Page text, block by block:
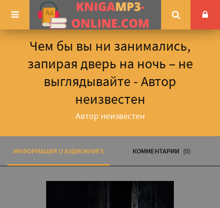
Чем бы вы ни занимались,
запирая дверь на ночь – не
выглядывайте - Автор
неизвестен
Автор неизвестен
ИНФОРМАЦИЯ О АУДИОКНИГЕ КОММЕНТАРИИ (0)